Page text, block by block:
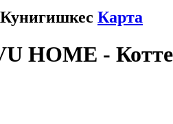
Карта
HOME -